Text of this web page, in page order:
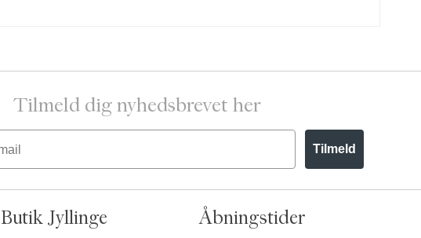
Tilmeld dig nyhedsbrevet her
Tilmeld
Butik Jyllinge Åbningstider